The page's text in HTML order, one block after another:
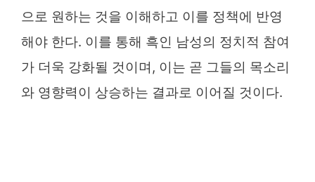
으로 원하는 것을 이해하고 이를 정책에 반영
해야 한다. 이를 통해 흑인 남성의 정치적 참여
가 더욱 강화될 것이며, 이는 곧 그들의 목소리
와 영향력이 상승하는 결과로 이어질 것이다.